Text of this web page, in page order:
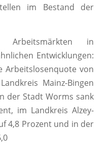
im Bestand der
in
Entwicklungen:
Arbeitslosenquote von
Mainz-Bingen
der Stadt Worms sank
im Landkreis Alzey-
4,8 Prozent und in der